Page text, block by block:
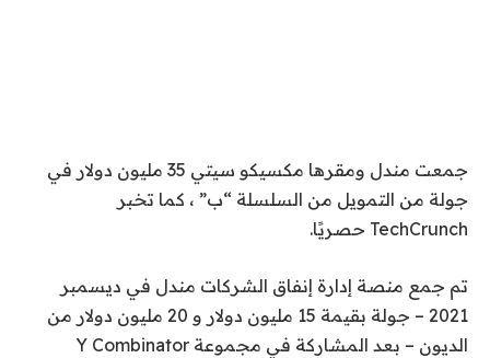
جمعت مندل ومقرها مكسيكو سيتي 35 مليون دولار في
جولة من التمويل من السلسلة “ب” ، كما تخبر
TechCrunch حصريًا.
تم جمع منصة إدارة إنفاق الشركات مندل في ديسمبر
2021 – جولة بقيمة 15 مليون دولار و 20 مليون دولار من
الديون – بعد المشاركة في مجموعة Y Combinator